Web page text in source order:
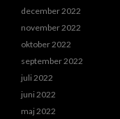
december 2022
november 2022
oktober 2022
september 2022
juli 2022
juni 2022
maj 2022